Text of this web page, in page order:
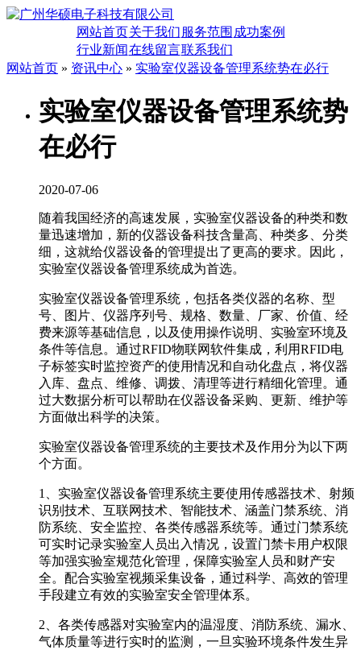
网站首页关于我们 服务范围 成功案例
行业新闻在线留言联系我们
网站首页 » 资讯中心 » 实验室仪器设备管理系统势在必行
实验室仪器设备管理系统势
在必行
2020-07-06
随着我国经济的高速发展，实验室仪器设备的种类和数
量迅速增加，新的仪器设备科技含量高、种类多、分类
细，这就给仪器设备的管理提出了更高的要求。因此，
实验室仪器设备管理系统成为首选。
实验室仪器设备管理系统，包括各类仪器的名称、型
号、图片、仪器序列号、规格、数量、厂家、价值、经
费来源等基础信息，以及使用操作说明、实验室环境及
条件等信息。通过RFID物联网软件集成，利用RFID电
子标签实时监控资产的使用情况和自动化盘点，将仪器
入库、盘点、维修、调拨、清理等进行精细化管理。通
过大数据分析可以帮助在仪器设备采购、更新、维护等
方面做出科学的决策。
实验室仪器设备管理系统的主要技术及作用分为以下两
个方面。
1、实验室仪器设备管理系统主要使用传感器技术、射频
识别技术、互联网技术、智能技术、涵盖门禁系统、消
防系统、安全监控、各类传感器系统等。通过门禁系统
可实时记录实验室人员出入情况，设置门禁卡用户权限
等加强实验室规范化管理，保障实验室人员和财产安
全。配合实验室视频采集设备，通过科学、高效的管理
手段建立有效的实验室安全管理体系。
2、各类传感器对实验室内的温湿度、消防系统、漏水、
气体质量等进行实时的监测，一旦实验环境条件发生异